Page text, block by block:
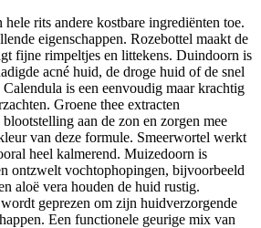
rits andere kostbare ingrediënten toe.
eigenschappen. Rozebottel maakt de
fijne rimpeltjes en littekens. Duindoorn is
acné huid, de droge huid of de snel
is een eenvoudig maar krachtig
Groene thee extracten
aan de zon en zorgen mee
van deze formule. Smeerwortel werkt
heel kalmerend. Muizedoorn is
ontzwelt vochtophopingen, bijvoorbeeld
aloë vera houden de huid rustig.
geprezen om zijn huidverzorgende
Een functionele geurige mix van